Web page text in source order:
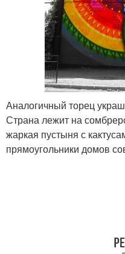
Аналогичный торец
Страна лежит на
жаркая пустыня с
прямоугольники домов